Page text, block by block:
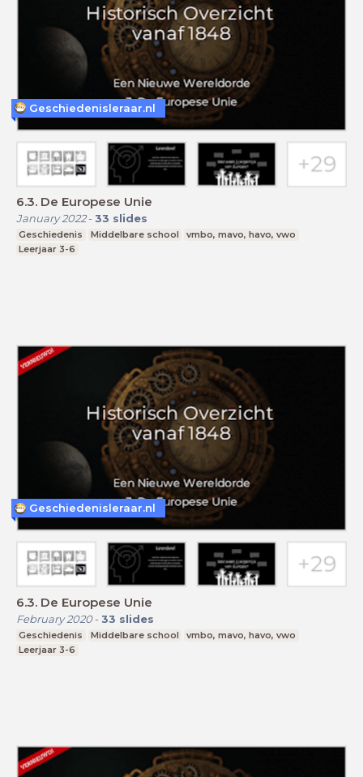
6.3. De Europese Unie
January 2022- 33 slides
Geschiedenis Middelbare school
vmbo, mavo, havo, vwo
Leerjaar 3-6
Geschiedenisleraar.nl
6.3. De Europese Unie
February 2020- 33 slides
Geschiedenis Middelbare school
vmbo, mavo, havo, vwo
Leerjaar 3-6
Geschiedenisleraar.nl